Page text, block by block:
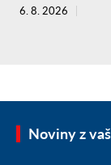
6. 8. 2026
Noviny z